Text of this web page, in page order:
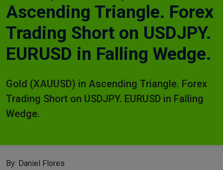
Ascending Triangle. Forex
Trading Short on USDJPY.
EURUSD in Falling Wedge.
Gold (XAUUSD) in Ascending Triangle. Forex
Trading Short on USDJPY. EURUSD in Falling
Wedge.
By: Daniel Flores